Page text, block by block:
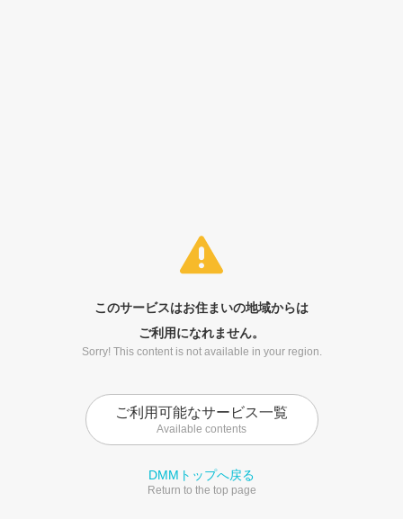
このサービスはお住まいの地域からは
ご利用になれません。
Sorry! This content is not available in your region.
ご利用可能なサービス一覧
Available contents
DMMトップへ戻る
Return to the top page